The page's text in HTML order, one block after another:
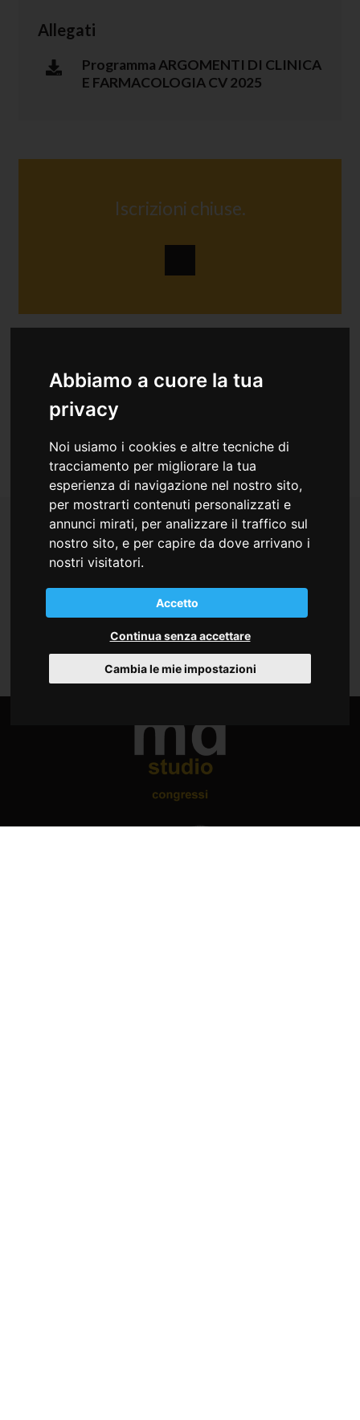
Abbiamo a cuore la tua
privacy
Noi usiamo i cookies e altre tecniche di
tracciamento per migliorare la tua
esperienza di navigazione nel nostro sito,
per mostrarti contenuti personalizzati e
annunci mirati, per analizzare il traffico sul
nostro sito, e per capire da dove arrivano i
nostri visitatori.
Accetto
Continua senza accettare
Cambia le mie impostazioni
Allegati
Programma ARGOMENTI DI CLINICA
E FARMACOLOGIA CV 2025
Iscrizioni chiuse.
Vuoi richiedere ulteriori informazioni?
per Farmacisti per Infermieri
Indice Eventi Residenziali del 2025